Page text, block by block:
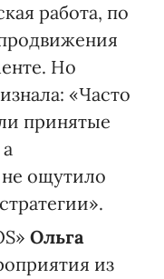
работа, по
Но
«Часто
принятые
не ощутило
Ольга
из